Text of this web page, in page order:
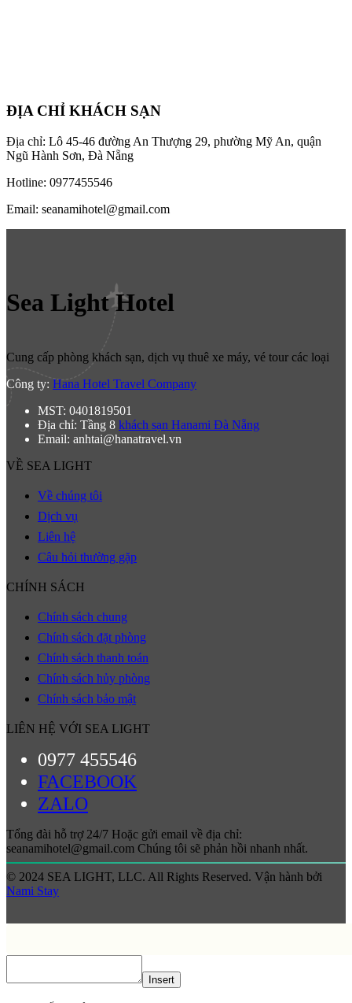
ĐỊA CHỈ KHÁCH SẠN
Địa chỉ: Lô 45-46 đường An Thượng 29, phường Mỹ An, quận
Ngũ Hành Sơn, Đà Nẵng
Hotline: 0977455546
Email: seanamihotel@gmail.com
Sea Light Hotel
Cung cấp phòng khách sạn, dịch vụ thuê xe máy, vé tour các loại
Công ty: Hana Hotel Travel Company
MST: 0401819501
Địa chỉ: Tầng 8 khách sạn Hanami Đà Nẵng
Email: anhtai@hanatravel.vn
VỀ SEA LIGHT
Về chúng tôi
Dịch vụ
Liên hệ
Câu hỏi thường gặp
CHÍNH SÁCH
Chính sách chung
Chính sách đặt phòng
Chính sách thanh toán
Chính sách hủy phòng
Chính sách bảo mật
LIÊN HỆ VỚI SEA LIGHT
0977 455546
FACEBOOK
ZALO
Tổng đài hỗ trợ 24/7 Hoặc gửi email về địa chỉ:
seanamihotel@gmail.com Chúng tôi sẽ phản hồi nhanh nhất.
© 2024 SEA LIGHT, LLC. All Rights Reserved. Vận hành bởi
Nami Stay
Insert